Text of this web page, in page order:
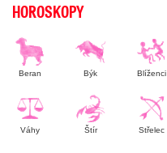
HOROSKOPY
Beran Býk Blíženci
Váhy Štír Střelec